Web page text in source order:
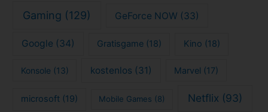
Gaming (129) GeForce NOW (33)
Google (34) Gratisgame (18) Kino (18)
Konsole (13) kostenlos (31) Marvel (17)
microsoft (19) Mobile Games (8) Netflix (93)